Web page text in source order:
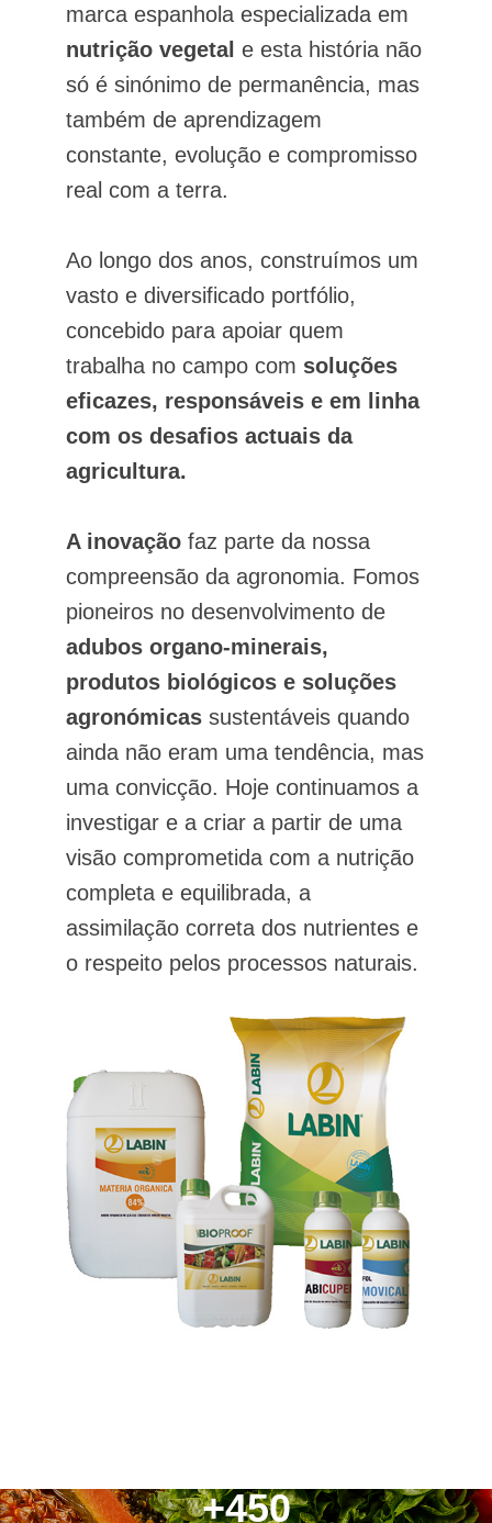
marca espanhola especializada em
nutrição vegetal e esta história não
só é sinónimo de permanência, mas
também de aprendizagem
constante, evolução e compromisso
real com a terra.
Ao longo dos anos, construímos um
vasto e diversificado portfólio,
concebido para apoiar quem
trabalha no campo com soluções
eficazes, responsáveis e em linha
com os desafios actuais da
agricultura.
A inovação faz parte da nossa
compreensão da agronomia. Fomos
pioneiros no desenvolvimento de
adubos organo-minerais,
produtos biológicos e soluções
agronómicas sustentáveis quando
ainda não eram uma tendência, mas
uma convicção. Hoje continuamos a
investigar e a criar a partir de uma
visão comprometida com a nutrição
completa e equilibrada, a
assimilação correta dos nutrientes e
o respeito pelos processos naturais.
+450